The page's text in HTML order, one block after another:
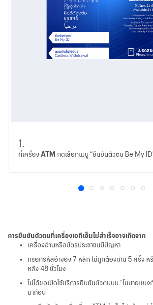
1.
ที่เครื่อง ATM กดเลือกเมนู “ยืนยันตัวตน Be My
1 2 3 4 5 6 7
การยืนยันตัวตนที่เครื่องเอทีเอ็มไม่สำเร็จอาจเกิดจาก
เครื่องอ่านหรือบัตรประชาชนมีปัญหา
กรอกรหัสอ้างอิง 7 หลัก ไม่ถูกต้องเกิน 5 ครั้ง ห
หลัง 48 ชั่วโมง
ไม่ได้ขอเปิดใช้บริการยืนยันตัวตนบน “โมบายแบ
มาก่อน